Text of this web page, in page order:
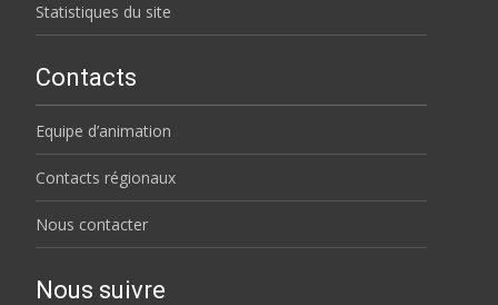
Statistiques du site
Contacts
Equipe d’animation
Contacts régionaux
Nous contacter
Nous suivre